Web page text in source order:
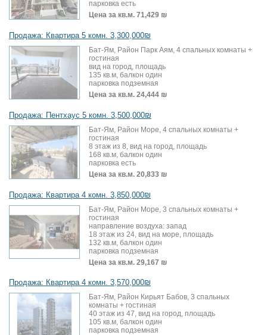
парковка есть
Цена за кв.м. 71,429 ₪
Продажа: Квартира 5 комн. 3,300,000₪
Бат-Ям, Район Парк Аям, 4 спальных комнаты +
гостиная
вид на город, площадь
135 кв.м, балкон один
парковка подземная
Цена за кв.м. 24,444 ₪
Продажа: Пентхаус 5 комн. 3,500,000₪
Бат-Ям, Район Море, 4 спальных комнаты +
гостиная
8 этаж из 8, вид на город, площадь
168 кв.м, балкон один
парковка есть
Цена за кв.м. 20,833 ₪
Продажа: Квартира 4 комн. 3,850,000₪
Бат-Ям, Район Море, 3 спальных комнаты +
гостиная
направление воздуха: запад
18 этаж из 24, вид на море, площадь
132 кв.м, балкон один
парковка подземная
Цена за кв.м. 29,167 ₪
Продажа: Квартира 4 комн. 3,570,000₪
Бат-Ям, Район Кирьят Бабов, 3 спальных
комнаты + гостиная
40 этаж из 47, вид на город, площадь
105 кв.м, балкон один
парковка подземная